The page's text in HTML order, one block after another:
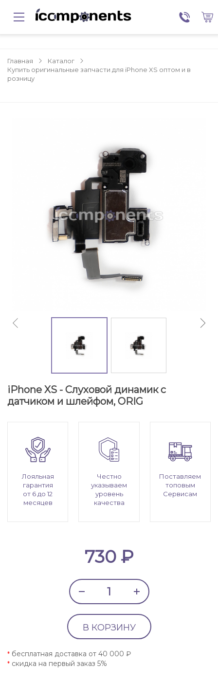
Главная
Каталог
Купить оригинальные запчасти для iPhone XS оптом и в
розницу
iPhone XS - Cлуховой динамик с
датчиком и шлейфом, ORIG
Лояльная
гарантия
от 6 до 12
месяцев
Честно
указываем
уровень
качества
Поставляем
топовым
Сервисам
730 ₽
В КОРЗИНУ
* бесплатная доставка от 40 000 ₽
* скидка на первый заказ 5%